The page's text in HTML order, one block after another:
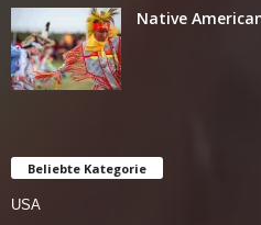
Native
Beliebte Kategorie
USA